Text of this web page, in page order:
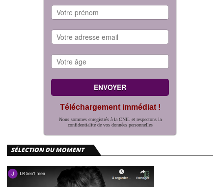
Téléchargement immédiat !
Nous sommes enregistrés à la CNIL et respectons la
confidentialité de vos données personnelles
SÉLECTION DU MOMENT